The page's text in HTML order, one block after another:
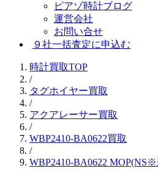
ピアゾ時計ブログ
運営会社
お問い合せ
９社一括査定に申込む
時計買取TOP
/
タグホイヤー買取
/
アクアレーサー買取
/
WBP2410-BA0622買取
/
WBP2410-BA0622